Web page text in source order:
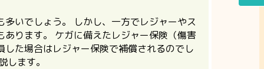
いでしょう。 しかし、一方でレジャーやス
ります。
ケガに備えたレジャー保険（傷害
た場合はレジャー保険で補償されるのでし
ます。